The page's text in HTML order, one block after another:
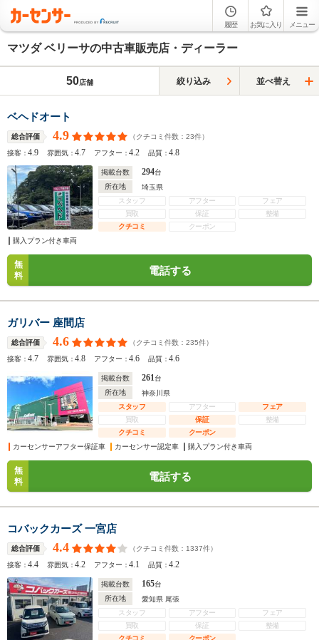
履歴 お気に入り メニュー
マツダ ベリーサの中古車販売店・ディーラー
50店舗 絞り込み 並べ替え
ベヘドオート
総合評価 4.9 （クチコミ件数： 23件）
接客：4.9 雰囲気：4.7 アフター：4.2 品質：4.8
掲載台数 294台
所在地
埼玉県
スタッフ
アフター
フェア
買取
保証
整備
クチコミ
クーポン
購入プラン付き車両
無
料
電話する
ガリバー 座間店
総合評価 4.6 （クチコミ件数： 235件）
接客：4.7 雰囲気：4.8 アフター：4.6 品質：4.6
掲載台数 261台
所在地
神奈川県
スタッフ
アフター
フェア
買取
保証
整備
クチコミ
クーポン
カーセンサーアフター保証車
カーセンサー認定車 購入プラン付き車両
無
料
電話する
コバックカーズ 一宮店
総合評価 4.4 （クチコミ件数： 1337件）
接客：4.4 雰囲気：4.2 アフター：4.1 品質：4.2
掲載台数 165台
所在地
愛知県 尾張
スタッフ
アフター
フェア
買取
保証
整備
クチコミ
クーポン